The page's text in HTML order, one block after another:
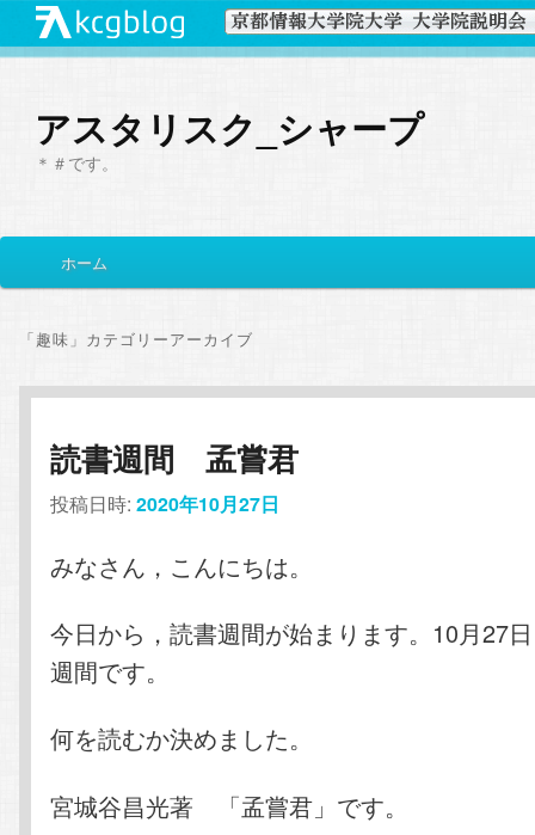
アスタリスク_シャープ
＊＃です。
イ
メ
ン
コ
ン
テ
ツ
へ
移
サ
コ
ン
テ
ン
へ
移
動
ホーム
「趣味 」カテゴリーアーカイブ
読書週間 孟嘗君
投稿日時:2020年10月27日
みなさん，こんにちは。
今日から，読書週間が始まります。10月27
週間です。
何を読むか決めました。
宮城谷昌光著 「孟嘗君」です。